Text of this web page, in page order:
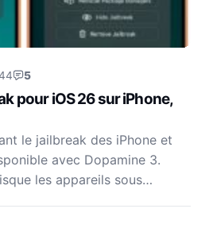
5
pour iOS 26 sur iPhone,
le jailbreak des iPhone et
avec Dopamine 3.
les appareils sous…